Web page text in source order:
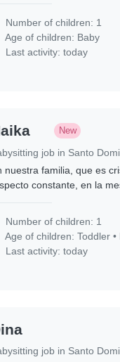
Number of children: 1
Age of children: Baby
Last activity: today
New
job in Santo
nuestra familia, que es
constante, en la
Number of children: 1
Age of children:Toddler •
Last activity: today
job in Santo